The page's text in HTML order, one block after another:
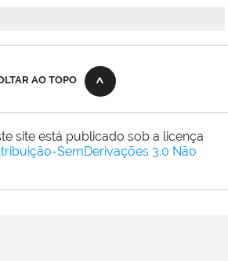
AO TOPO
site está publicado sob a licença
SemDerivações 3.0 Não